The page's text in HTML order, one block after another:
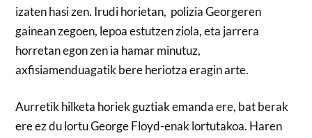
izaten hasi zen. Irudi horietan, polizia Georgeren
gainean zegoen, lepoa estutzen ziola, eta jarrera
horretan egon zen ia hamar minutuz,
axfisiamenduagatik bere heriotza eragin arte.
Aurretik hilketa horiek guztiak emanda ere, bat berak
ere ez du lortu George Floyd-enak lortutakoa. Haren